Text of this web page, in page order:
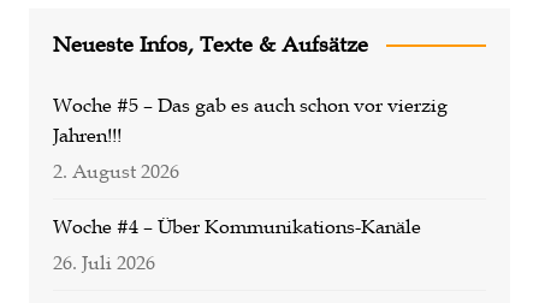
Neueste Infos, Texte & Aufsätze
Woche #5 – Das gab es auch schon vor vierzig
Jahren!!!
2. August 2026
Woche #4 – Über Kommunikations-Kanäle
26. Juli 2026